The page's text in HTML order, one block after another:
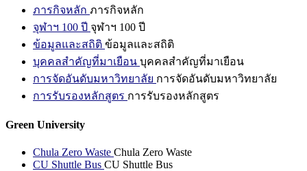
ภารกิจหลัก ภารกิจหลัก
จุฬาฯ 100 ปี จุฬาฯ 100 ปี
ข้อมูลและสถิติ ข้อมูลและสถิติ
บุคคลสำคัญที่มาเยือน บุคคลสำคัญที่มาเยือน
การจัดอันดับมหาวิทยาลัย การจัดอันดับมหาวิทยาลัย
การรับรองหลักสูตร การรับรองหลักสูตร
Green University
Chula Zero Waste Chula Zero Waste
CU Shuttle Bus CU Shuttle Bus